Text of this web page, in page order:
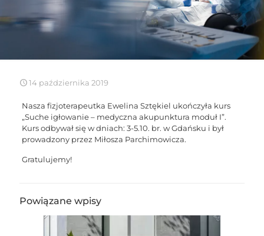
14 października 2019
Nasza fizjoterapeutka Ewelina Sztękiel ukończyła kurs
„Suche igłowanie – medyczna akupunktura moduł I”.
Kurs odbywał się w dniach: 3-5.10. br. w Gdańsku i był
prowadzony przez Miłosza Parchimowicza.
Gratulujemy!
Powiązane wpisy